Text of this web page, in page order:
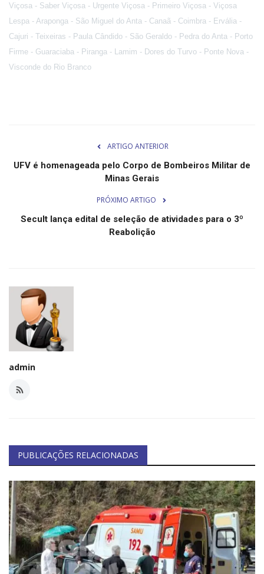
Obituário
Brasil
Viçosa - Saber Viçosa - Urgente Viçosa - Primeiro Viçosa - Viçosa
Lespa - Araponga - São Miguel do Anta - Canaã - Coimbra - Ervália -
Cajuri - Teixeiras - Paula Cândido - São Geraldo - Pedra do Anta - Porto
Firme - Guaraciaba - Piranga - Lamim - Dores do Turvo - Ponte Nova -
Visconde do Rio Branco
ARTIGO ANTERIOR
UFV é homenageada pelo Corpo de Bombeiros Militar de
Minas Gerais
PRÓXIMO ARTIGO
Secult lança edital de seleção de atividades para o 3º
Reabolição
admin
PUBLICAÇÕES RELACIONADAS